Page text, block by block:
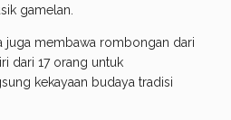
gamelan.
juga membawa rombongan dari
dari 17 orang untuk
kekayaan budaya tradisi